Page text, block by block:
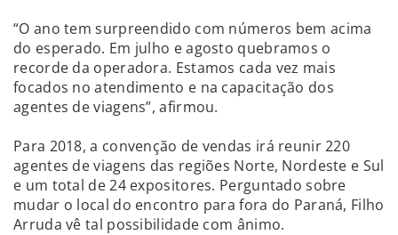
“O ano tem surpreendido com números bem acima
do esperado. Em julho e agosto quebramos o
recorde da operadora. Estamos cada vez mais
focados no atendimento e na capacitação dos
agentes de viagens”, afirmou.
Para 2018, a convenção de vendas irá reunir 220
agentes de viagens das regiões Norte, Nordeste e Sul
e um total de 24 expositores. Perguntado sobre
mudar o local do encontro para fora do Paraná, Filho
Arruda vê tal possibilidade com ânimo.